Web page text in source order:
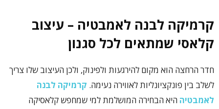
קרמיקה לבנה לאמבטיה – עיצוב
קלאסי שמתאים לכל סגנון
חדר הרחצה הוא מקום להירגעות ולפינוק, ולכן העיצוב שלו צריך
לשלב בין פונקציונליות לאווירה נעימה. קרמיקה לבנה
לאמבטיה היא הבחירה המושלמת למי שמחפש קלאסיקה